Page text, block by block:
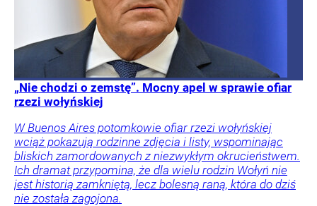
„Nie chodzi o zemstę”. Mocny apel w sprawie ofiar
rzezi wołyńskiej
W Buenos Aires potomkowie ofiar rzezi wołyńskiej
wciąż pokazują rodzinne zdjęcia i listy, wspominając
bliskich zamordowanych z niezwykłym okrucieństwem.
Ich dramat przypomina, że dla wielu rodzin Wołyń nie
jest historią zamkniętą, lecz bolesną raną, która do dziś
nie została zagojona.